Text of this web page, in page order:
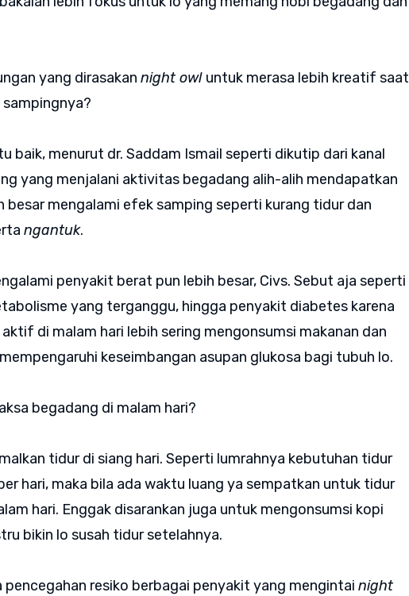
yang dirasakan night owl untuk merasa lebih kreatif saat
baik, menurut dr. Saddam Ismail seperti dikutip dari kanal
yang menjalani aktivitas begadang alih-alih mendapatkan
besar mengalami efek samping seperti kurang tidur dan
ngantuk.
penyakit berat pun lebih besar, Civs. Sebut aja seperti
yang terganggu, hingga penyakit diabetes karena
di malam hari lebih sering mengonsumsi makanan dan
keseimbangan asupan glukosa bagi tubuh lo.
begadang di malam hari?
tidur di siang hari. Seperti lumrahnya kebutuhan tidur
hari, maka bila ada waktu luang ya sempatkan untuk tidur
hari. Enggak disarankan juga untuk mengonsumsi kopi
bikin lo susah tidur setelahnya.
pencegahan resiko berbagai penyakit yang mengintai night